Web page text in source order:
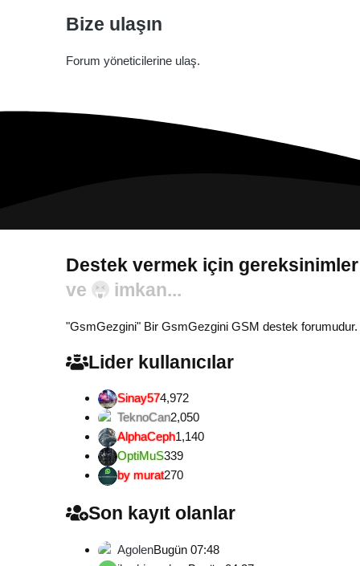
Bize ulaşın
Forum yöneticilerine ulaş.
Destek vermek için
Gönül...
"GsmGezgini" Bir GsmGezgini GSM destek
Lider kullanıcılar
Sinay574,972
TeknoCan2,050
AlphaCeph1,140
OptiMuS339
by murat270
Son kayıt olanlar
AgolenBugün 07:48